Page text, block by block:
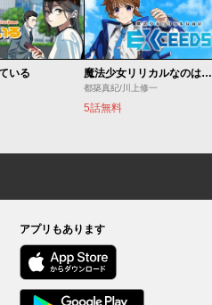
いる 魔法少女リリカルなのは EXCEEDS
都築真紀/川上修一
5話無料
アプリもあります